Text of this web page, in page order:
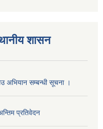
शासन
अभियान सम्बन्धी सूचना ।
प्रतिवेदन